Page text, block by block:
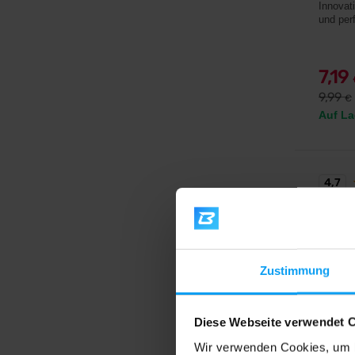
Zustimmung
Diese Webseite verwendet
Wir verwenden Cookies,
und
7,19
9,99€
Auf
4,7